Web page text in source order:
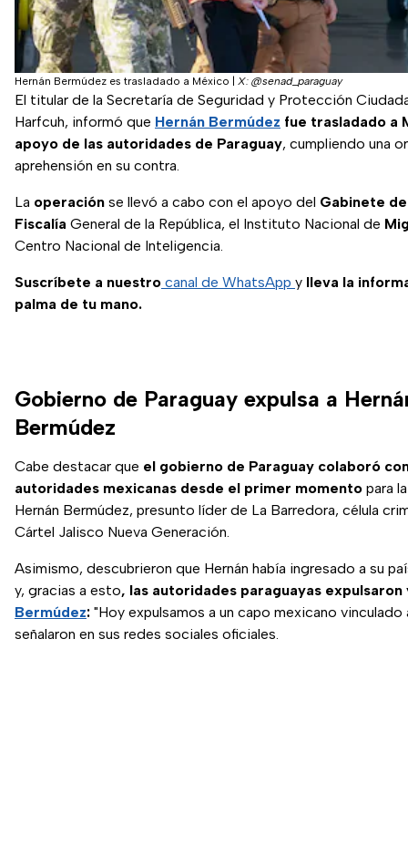
Hernán Bermúdez es trasladado a México X: @senad_paraguay
El titular de la Secretaría de Seguridad y Protección
Harfcuh, informó que Hernán Bermúdez fue trasladado a
apoyo de las autoridades de Paraguay, cumpliendo una
aprehensión en su contra.
La operación se llevó a cabo con el apoyo del Gabinete de
Fiscalía General de la República, el Instituto Nacional de
Centro Nacional de Inteligencia.
Suscríbete a nuestro canal de WhatsApp y lleva la
palma de tu mano.
Gobierno de Paraguay expulsa a
Bermúdez
Cabe destacar que el gobierno de Paraguay colaboró
autoridades mexicanas desde el primer momento para
Hernán Bermúdez, presunto líder de La Barredora, célula
Cártel Jalisco Nueva Generación.
Asimismo, descubrieron que Hernán había ingresado a su
y, gracias a esto, las autoridades paraguayas
Bermúdez: "Hoy expulsamos a un capo mexicano vinculado
señalaron en sus redes sociales oficiales.